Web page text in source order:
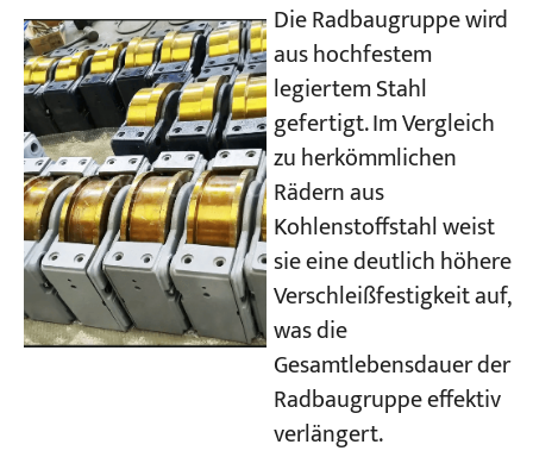
Die Radbaugruppe wird
aus hochfestem
legiertem Stahl
gefertigt. Im Vergleich
zu herkömmlichen
Rädern aus
Kohlenstoffstahl weist
sie eine deutlich höhere
Verschleißfestigkeit auf,
was die
Gesamtlebensdauer der
Radbaugruppe effektiv
verlängert.